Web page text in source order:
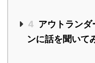
4 アウトラン
ンに話を聞いて